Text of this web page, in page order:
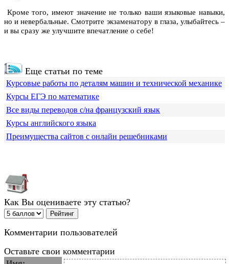
Кроме того, имеют значение не только ваши языковые навыки,
но и невербальные. Смотрите экзаменатору в глаза, улыбайтесь –
и вы сразу же улучшите впечатление о себе!
Еще статьи по теме
Курсовые работы по деталям машин и технической механике
Курсы ЕГЭ по математике
Все виды переводов с/на французский язык
Курсы английского языка
Преимущества сайтов с онлайн решебниками
Как Вы оцениваете эту статью?
Комментарии пользователей
Оставьте свои комментарии